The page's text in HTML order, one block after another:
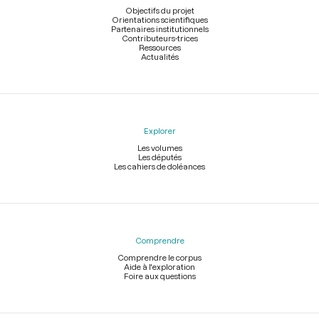
Objectifs du projet
Orientations scientifiques
Partenaires institutionnels
Contributeurs-trices
Ressources
Actualités
Explorer
Les volumes
Les députés
Les cahiers de doléances
Comprendre
Comprendre le corpus
Aide à l'exploration
Foire aux questions